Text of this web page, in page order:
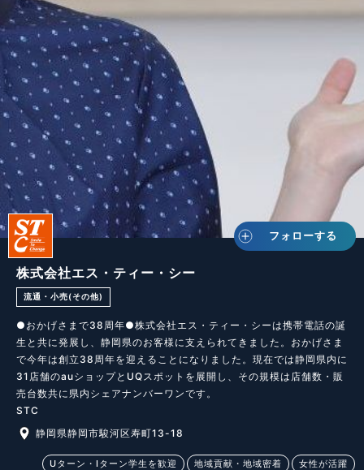
フォローする
株式会社エス・ティー・シー
流通・小売(その他)
●おかげさまで38周年●株式会社エス・ティー・シーは携帯電話の誕
生と共に発展し、静岡県のお客様に支えられてきました。おかげさま
で今年は創立38周年を迎えることになりました。現在では静岡県内に
31店舗のauショップとUQスポットを展開し、その規模は店舗数・販
売台数共に県内シェアナンバーワンです。
STC
静岡県静岡市駿河区寿町13-18
Uターン・Iターン学生を歓迎 地域貢献・地域密着 女性が活躍